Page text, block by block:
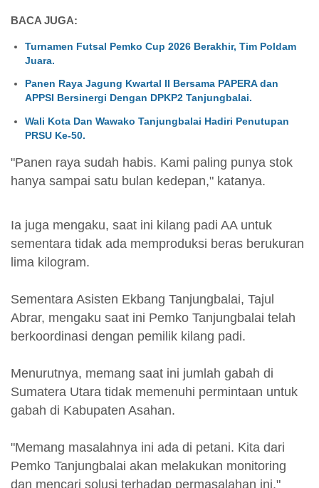
BACA JUGA:
Turnamen Futsal Pemko Cup 2026 Berakhir, Tim Poldam
Juara.
Panen Raya Jagung Kwartal II Bersama PAPERA dan
APPSI Bersinergi Dengan DPKP2 Tanjungbalai.
Wali Kota Dan Wawako Tanjungbalai Hadiri Penutupan
PRSU Ke-50.
"Panen raya sudah habis. Kami paling punya stok
hanya sampai satu bulan kedepan," katanya.
Ia juga mengaku, saat ini kilang padi AA untuk
sementara tidak ada memproduksi beras berukuran
lima kilogram.
Sementara Asisten Ekbang Tanjungbalai, Tajul
Abrar, mengaku saat ini Pemko Tanjungbalai telah
berkoordinasi dengan pemilik kilang padi.
Menurutnya, memang saat ini jumlah gabah di
Sumatera Utara tidak memenuhi permintaan untuk
gabah di Kabupaten Asahan.
"Memang masalahnya ini ada di petani. Kita dari
Pemko Tanjungbalai akan melakukan monitoring
dan mencari solusi terhadap permasalahan ini,"